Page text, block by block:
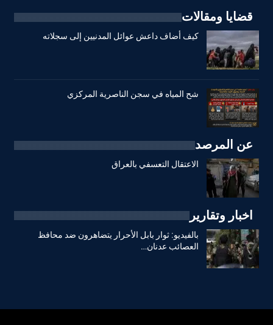
قضايا ومقالات
كيف أضاف داعش عوائل المدنيين إلى سجلاته
شح المياه في سجن الناصرية المركزي
عن المرصد
الاعتقال التعسفي بالعراق
اخبار وتقارير
بالفيديو: ثوار بابل الأحرار يتضاهرون ضد محافظ
العصائب عدنان…